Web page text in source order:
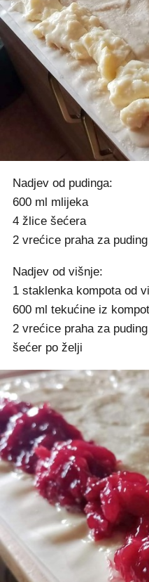
Nadjev od pudinga:
600 ml mlijeka
4 žlice šećera
2 vrećice praha za
Nadjev od višnje:
1 staklenka kompota od
600 ml tekućine iz
2 vrećice praha za
šećer po želji